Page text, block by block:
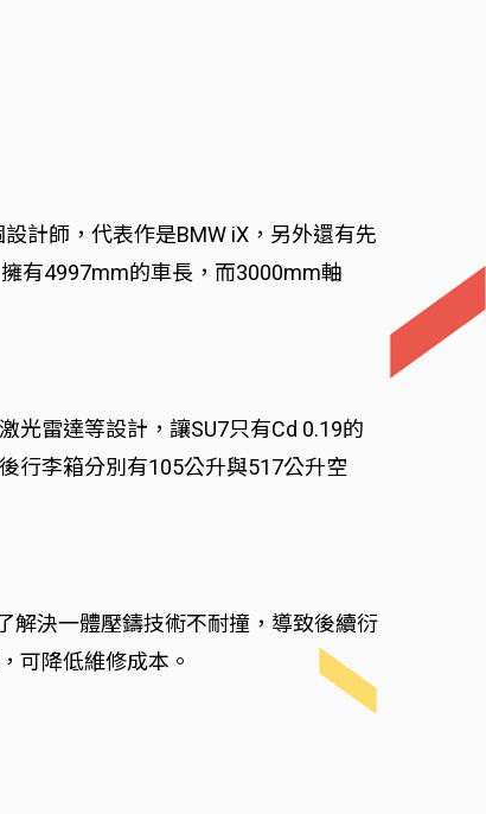
計師，代表作是BMW iX，另外還有先
有4997mm的車長，而3000mm軸
光雷達等設計，讓SU7只有Cd 0.19的
行李箱分別有105公升與517公升空
解決一體壓鑄技術不耐撞，導致後續衍
可降低維修成本。